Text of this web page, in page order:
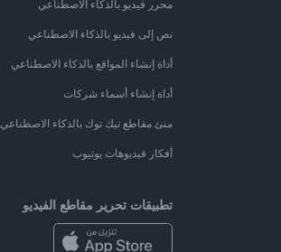
محرر فيديو بالذكاء الاصطناعي
نص إلى فيديو بالذكاء الاصطناعي
أداة إنشاء المواقع بالذكاء الاصطناعي
أداة إنشاء أسماء شركات
منئ مقاطع تيك توك بالذكاء الاصطناعي
أفكار فيديوهات يوتيوب
تطبيقات تحرير مقاطع الفيديو